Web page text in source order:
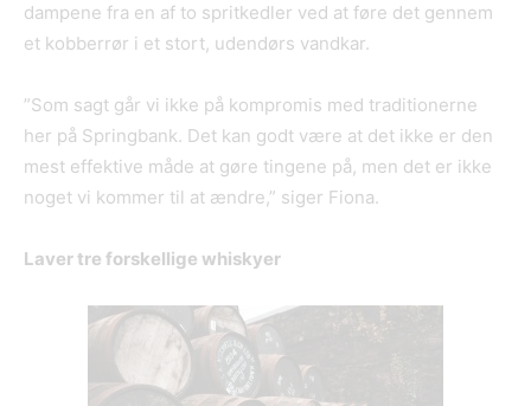
dampene fra en af to spritkedler ved at føre det gennem
et kobberrør i et stort, udendørs vandkar.
”Som sagt går vi ikke på kompromis med traditionerne
her på Springbank. Det kan godt være at det ikke er den
mest effektive måde at gøre tingene på, men det er ikke
noget vi kommer til at ændre,” siger Fiona.
Laver tre forskellige whiskyer